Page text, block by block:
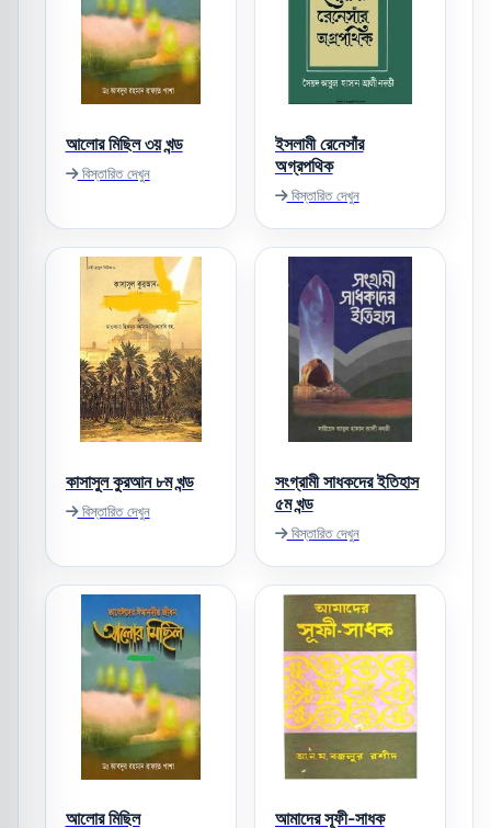
আলোর মিছিল ৩য় খন্ড
বিস্তারিত দেখুন
ইসলামী রেনেসাঁর
অগ্রপথিক
বিস্তারিত দেখুন
কাসাসুল কুরআন ৮ম খন্ড
বিস্তারিত দেখুন
সংগ্রামী সাধকদের ইতিহাস
৫ম খন্ড
বিস্তারিত দেখুন
আলোর মিছিল আমাদের সূফী-সাধক